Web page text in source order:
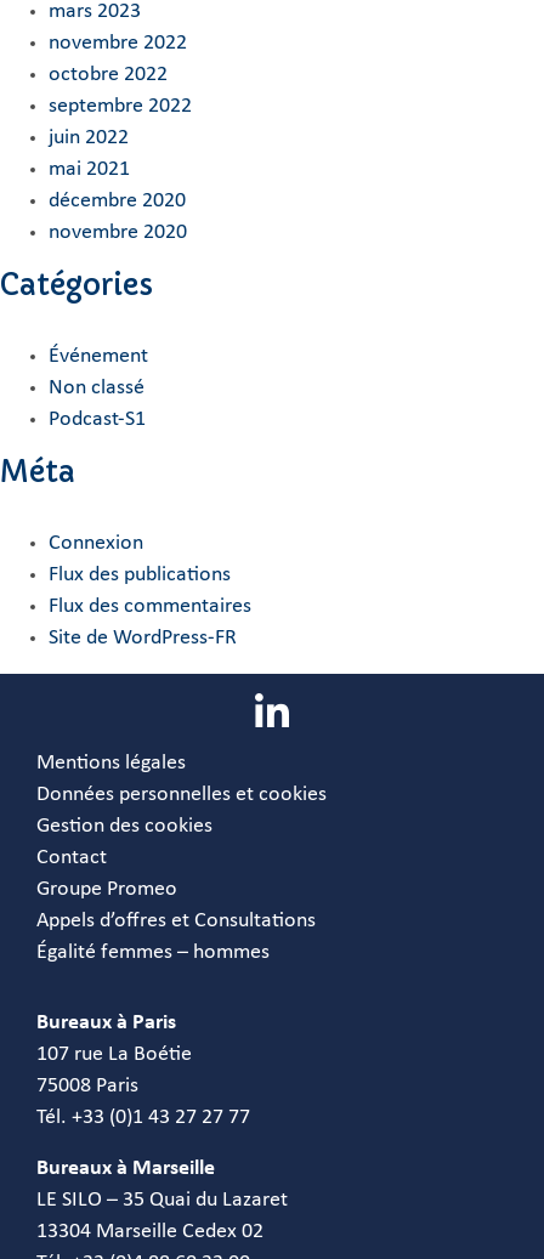
mars 2023
novembre 2022
octobre 2022
septembre 2022
juin 2022
mai 2021
décembre 2020
novembre 2020
Catégories
Événement
Non classé
Podcast-S1
Méta
Connexion
Flux des publications
Flux des commentaires
Site de WordPress-FR
Mentions légales
Données personnelles et cookies
Gestion des cookies
Contact
Groupe Promeo
Appels d’offres et Consultations
Égalité femmes – hommes
Bureaux à Paris
107 rue La Boétie
75008 Paris
Tél. +33 (0)1 43 27 27 77
Bureaux à Marseille
LE SILO – 35 Quai du Lazaret
13304 Marseille Cedex 02